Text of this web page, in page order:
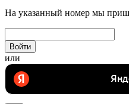
На указанный номер мы
Войти
или